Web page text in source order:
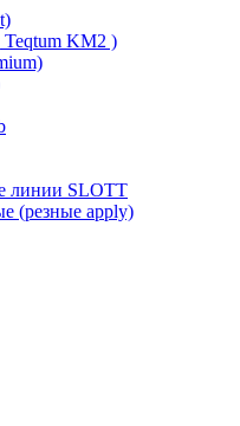
Teqtum KM2 )
линии SLOTT
(резные apply)